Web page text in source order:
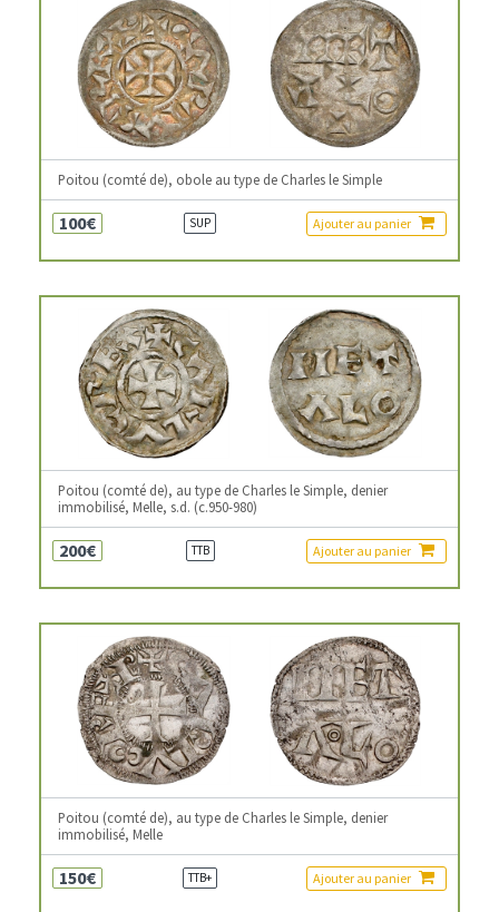
Poitou (comté de), obole au type de Charles le Simple
100€ SUP Ajouter au panier
Poitou (comté de), au type de Charles le Simple, denier
immobilisé, Melle, s.d. (c.950-980)
200€ TTB Ajouter au panier
Poitou (comté de), au type de Charles le Simple, denier
immobilisé, Melle
150€ TTB+ Ajouter au panier